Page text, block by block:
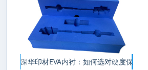
深华印材EVA内衬：如何选对硬度保